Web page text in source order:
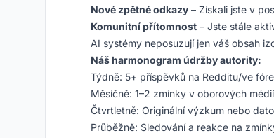
Nové zpětné odkazy – Získali jste v
Komunitní přítomnost – Jste stále
AI systémy neposuzují jen váš obsah
Náš harmonogram údržby autority:
Týdně: 5+ příspěvků na Redditu/ve
Měsíčně: 1–2 zmínky v oborových
Čtvrtletně: Originální výzkum nebo
Průběžně: Sledování a reakce na